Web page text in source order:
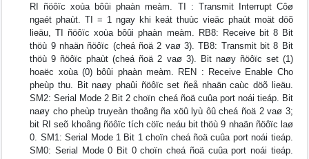
RI ñöôïc xoùa bôûi phaàn meàm. TI : Transmit Interrupt Côø
ngaét phaùt. TI = 1 ngay khi keát thuùc vieäc phaùt moät döõ
lieäu, TI ñöôïc xoùa bôûi phaàn meàm. RB8: Receive bit 8 Bit
thöù 9 nhaän ñöôïc (cheá ñoä 2 vaø 3). TB8: Transmit bit 8 Bit
thöù 9 ñöôïc phaùt (cheá ñoä 2 vaø 3). Bit naøy ñöôïc set (1)
hoaëc xoùa (0) bôûi phaàn meàm. REN : Receive Enable Cho
pheùp thu. Bit naøy phaûi ñöôïc set ñeå nhaän caùc döõ lieäu.
SM2: Serial Mode 2 Bit 2 choïn cheá ñoä cuûa port noái tieáp. Bit
naøy cho pheùp truyeàn thoâng ña xöû lyù ôû cheá ñoä 2 vaø 3;
bit RI seõ khoâng ñöôïc tích cöïc neáu bit thöù 9 nhaän ñöôïc laø
0. SM1: Serial Mode 1 Bit 1 choïn cheá ñoä cuûa port noái tieáp.
SM0: Serial Mode 0 Bit 0 choïn cheá ñoä cuûa port noái tieáp.